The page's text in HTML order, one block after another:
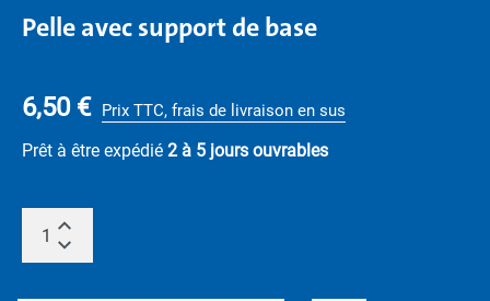
Pelle avec support de base
6,50 € Prix TTC, frais de livraison en sus
Prêt à être expédié 2 à 5 jours ouvrables